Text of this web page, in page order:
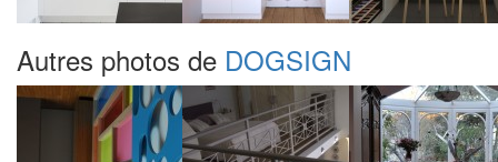
Autres photos de DOGSIGN